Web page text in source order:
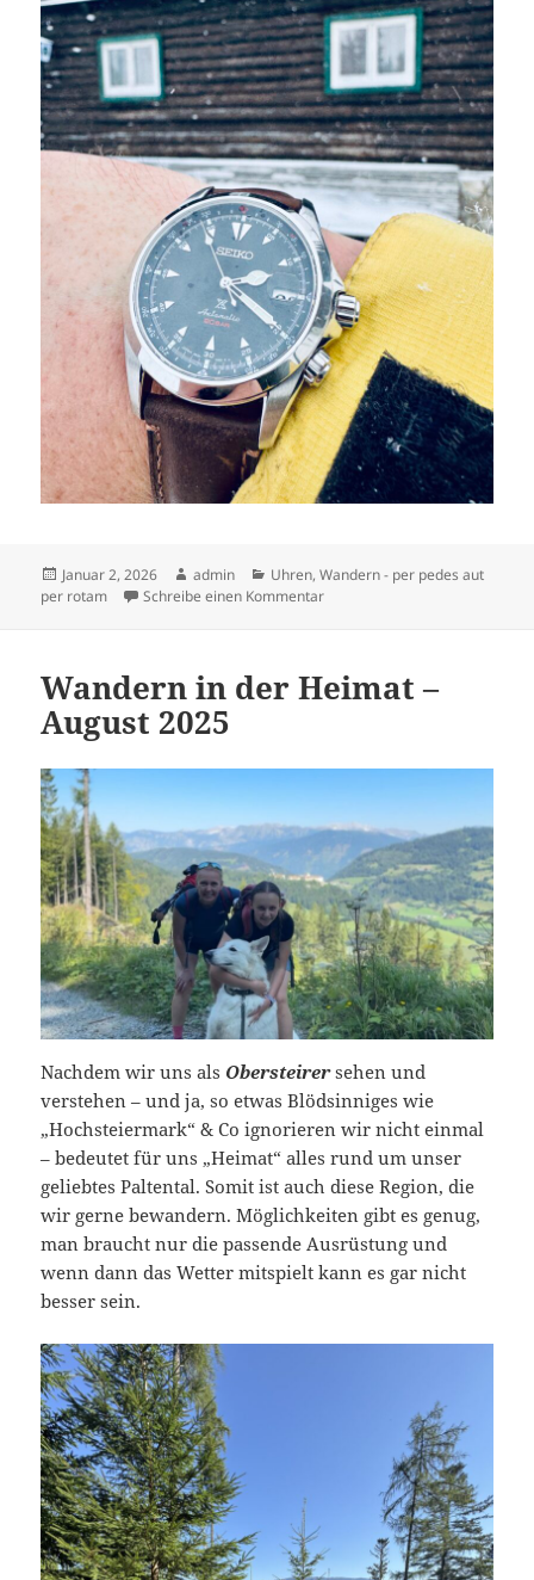
Veröffentlicht
am
Januar 2, 2026 Autor
admin Kategorien
Uhren,Wandern - per pedes aut
per rotam
Schreibe einen Kommentarzu Jahresausklang in den
Wandern in der Heimat –
August 2025
Nachdem wir uns als Obersteirersehen und
verstehen – und ja, so etwas Blödsinniges wie
„Hochsteiermark“ & Co ignorieren wir nicht einmal
– bedeutet für uns „Heimat“ alles rund um unser
geliebtes Paltental. Somit ist auch diese Region, die
wir gerne bewandern. Möglichkeiten gibt es genug,
man braucht nur die passende Ausrüstung und
wenn dann das Wetter mitspielt kann es gar nicht
besser sein.